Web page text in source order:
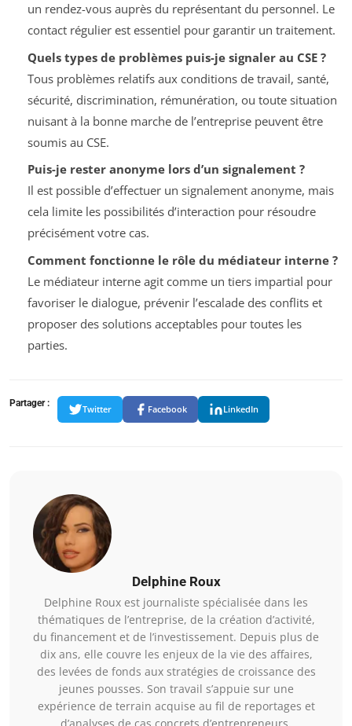
un rendez-vous auprès du représentant du personnel. Le
contact régulier est essentiel pour garantir un traitement.
Quels types de problèmes puis-je signaler au CSE ?
Tous problèmes relatifs aux conditions de travail, santé,
sécurité, discrimination, rémunération, ou toute situation
nuisant à la bonne marche de l’entreprise peuvent être
soumis au CSE.
Puis-je rester anonyme lors d’un signalement ?
Il est possible d’effectuer un signalement anonyme, mais
cela limite les possibilités d’interaction pour résoudre
précisément votre cas.
Comment fonctionne le rôle du médiateur interne ?
Le médiateur interne agit comme un tiers impartial pour
favoriser le dialogue, prévenir l’escalade des conflits et
proposer des solutions acceptables pour toutes les
parties.
Partager :
Twitter Facebook LinkedIn
Delphine Roux
Delphine Roux est journaliste spécialisée dans les
thématiques de l’entreprise, de la création d’activité,
du financement et de l’investissement. Depuis plus de
dix ans, elle couvre les enjeux de la vie des affaires,
des levées de fonds aux stratégies de croissance des
jeunes pousses. Son travail s’appuie sur une
expérience de terrain acquise au fil de reportages et